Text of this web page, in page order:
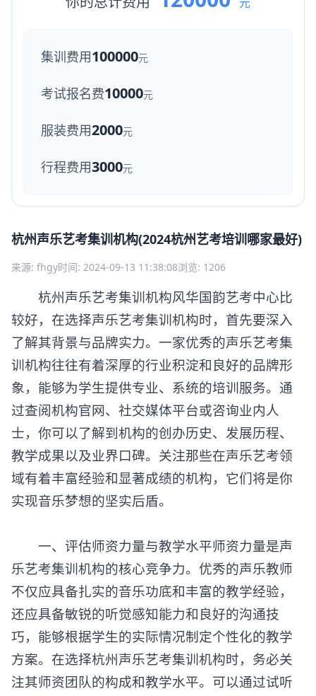
集训费用100000元
考试报名费10000元
服装费用2000元
行程费用3000元
杭州声乐艺考集训机构(2024杭州艺考培训哪家最好)
来源: fhgy时间: 2024-09-13 11:38:08浏览: 1206
杭州声乐艺考集训机构风华国韵艺考中心比
较好，在选择声乐艺考集训机构时，首先要深入
了解其背景与品牌实力。一家优秀的声乐艺考集
训机构往往有着深厚的行业积淀和良好的品牌形
象，能够为学生提供专业、系统的培训服务。通
过查阅机构官网、社交媒体平台或咨询业内人
士，你可以了解到机构的创办历史、发展历程、
教学成果以及业界口碑。关注那些在声乐艺考领
域有着丰富经验和显著成绩的机构，它们将是你
实现音乐梦想的坚实后盾。
一、评估师资力量与教学水平师资力量是声
乐艺考集训机构的核心竞争力。优秀的声乐教师
不仅应具备扎实的音乐功底和丰富的教学经验，
还应具备敏锐的听觉感知能力和良好的沟通技
巧，能够根据学生的实际情况制定个性化的教学
方案。在选择杭州声乐艺考集训机构时，务必关
注其师资团队的构成和教学水平。可以通过试听